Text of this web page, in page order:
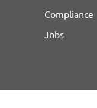
Compliance
Jobs